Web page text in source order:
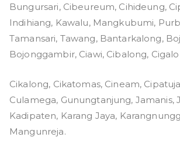
Bungursari, Cibeureum, Cihideung,
Indihiang, Kawalu, Mangkubumi,
Tamansari, Tawang, Bantarkalong,
Bojonggambir, Ciawi, Cibalong,
Cikalong, Cikatomas, Cineam,
Culamega, Gunungtanjung, Jamanis,
Kadipaten, Karang Jaya,
Mangunreja.